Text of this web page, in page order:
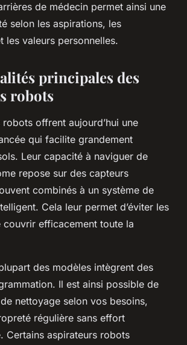
de médecin permet ainsi une
selon les aspirations, les
les valeurs personnelles.
principales des
robots
offrent aujourd’hui une
qui facilite grandement
Leur capacité à naviguer de
repose sur des capteurs
combinés à un système de
Cela leur permet d’éviter les
couvrir efficacement toute la
des modèles intègrent des
Il est ainsi possible de
nettoyage selon vos besoins,
régulière sans effort
Certains aspirateurs robots